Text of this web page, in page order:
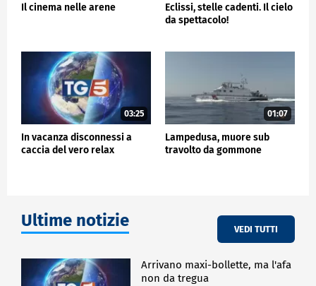
Il cinema nelle arene
Eclissi, stelle cadenti. Il cielo
da spettacolo!
03:25
In vacanza disconnessi a
caccia del vero relax
01:07
Lampedusa, muore sub
travolto da gommone
Ultime notizie VEDI TUTTI
Arrivano maxi-bollette, ma l'afa
non da tregua